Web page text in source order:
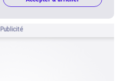
Publicité